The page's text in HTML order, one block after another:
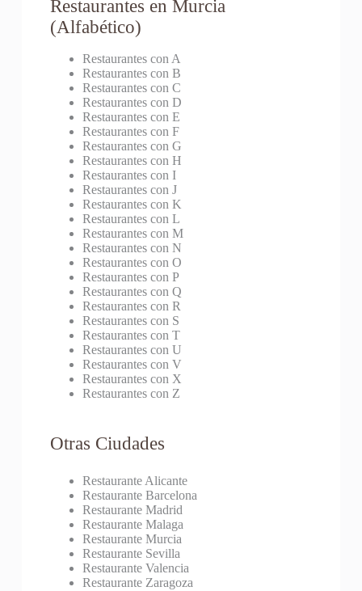
Restaurantes en Murcia
(Alfabético)
Restaurantes con A
Restaurantes con B
Restaurantes con C
Restaurantes con D
Restaurantes con E
Restaurantes con F
Restaurantes con G
Restaurantes con H
Restaurantes con I
Restaurantes con J
Restaurantes con K
Restaurantes con L
Restaurantes con M
Restaurantes con N
Restaurantes con O
Restaurantes con P
Restaurantes con Q
Restaurantes con R
Restaurantes con S
Restaurantes con T
Restaurantes con U
Restaurantes con V
Restaurantes con X
Restaurantes con Z
Otras Ciudades
Restaurante Alicante
Restaurante Barcelona
Restaurante Madrid
Restaurante Malaga
Restaurante Murcia
Restaurante Sevilla
Restaurante Valencia
Restaurante Zaragoza